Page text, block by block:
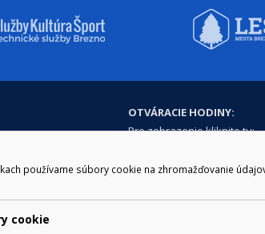
používame súbory cookie na zhromažďovanie
cookie
OTVÁRACIE HODINY:
Pre zobrazenie kliknite tu:
Obedňajšia prestávka